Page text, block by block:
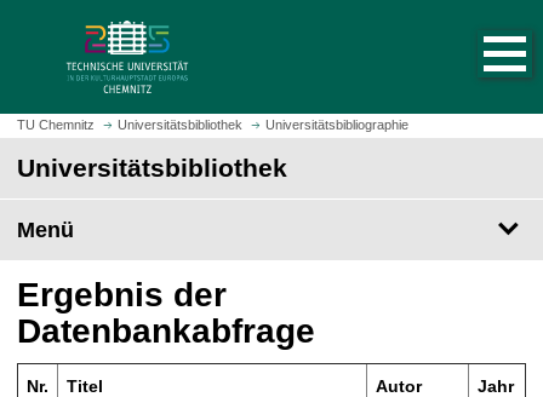
z
m
t
e
i
t
u
f
u
TU Chemnitz Universitätsbibliothek Universitätsbibliographie
Universitätsbibliothek
Menü
Ergebnis der
Datenbankabfrage
Nr. Titel Autor Jahr